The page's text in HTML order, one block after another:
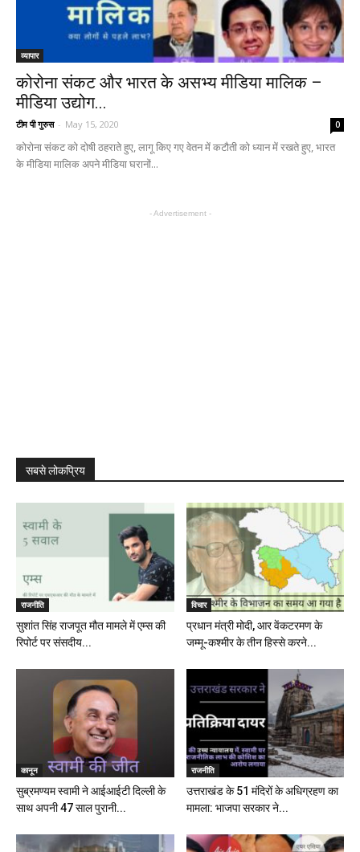
व्यापार
कोरोना संकट और भारत के असभ्य मीडिया मालिक –
मीडिया उद्योग...
टीम पी गुरुस - May 15, 2020 0
कोरोना संकट को दोषी ठहराते हुए, लागू किए गए वेतन में कटौती को ध्यान में रखते हुए, भारत
के मीडिया मालिक अपने मीडिया घरानों...
- Advertisement -
सबसे लोकप्रिय
राजनीति
सुशांत सिंह राजपूत मौत मामले में एम्स की
रिपोर्ट पर संसदीय...
विचार
प्रधान मंत्री मोदी, आर वेंकटरमण के
जम्मू-कश्मीर के तीन हिस्से करने...
कानून
सुब्रमण्यम स्वामी ने आईआईटी दिल्ली के
साथ अपनी 47 साल पुरानी...
राजनीति
उत्तराखंड के 51 मंदिरों के अधिग्रहण का
मामला: भाजपा सरकार ने...